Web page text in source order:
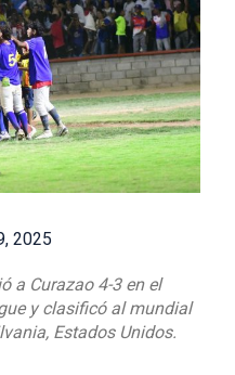
2025
a Curazao 4-3 en el
y clasificó al mundial
Estados Unidos.